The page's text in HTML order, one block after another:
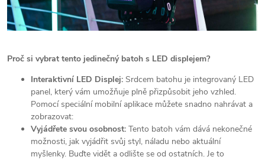
Proč si vybrat tento jedinečný batoh s LED displejem?
Interaktivní LED Displej: Srdcem batohu je integrovaný LED
panel, který vám umožňuje plně přizpůsobit jeho vzhled.
Pomocí speciální mobilní aplikace můžete snadno nahrávat a
zobrazovat:
Vyjádřete svou osobnost: Tento batoh vám dává nekonečné
možnosti, jak vyjádřit svůj styl, náladu nebo aktuální
myšlenky. Buďte vidět a odlište se od ostatních. Je to